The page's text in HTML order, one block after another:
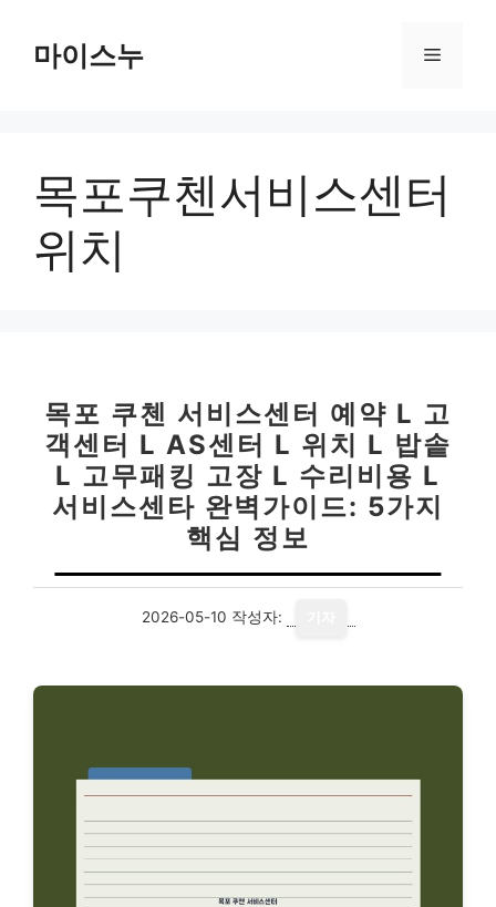
마이스누 메
목포쿠첸서비스센터
위치
목포 쿠첸 서비스센터 예약 L 고
객센터 L AS센터 L 위치 L 밥솥
L 고무패킹 고장 L 수리비용 L
서비스센타 완벽가이드: 5가지
핵심 정보
2026-05-10 작성자: